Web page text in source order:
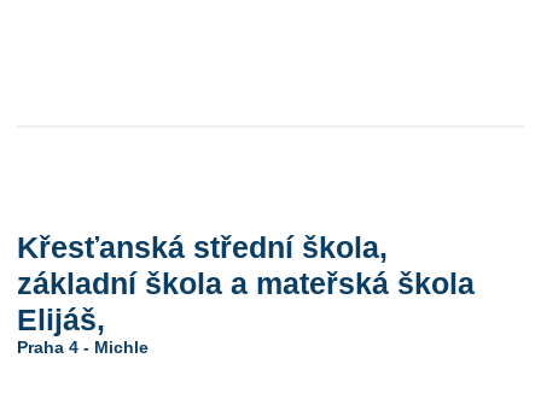
Křesťanská střední škola,
základní škola a mateřská škola
Elijáš,
Praha 4 - Michle